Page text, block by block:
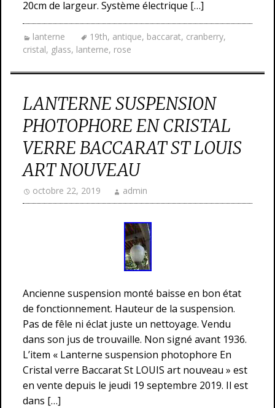
20cm de largeur. Système électrique […]
lanterne 19th, antique, baccarat, cranberry,
cristal, glass, lanterne, rose
LANTERNE SUSPENSION
PHOTOPHORE EN CRISTAL
VERRE BACCARAT ST LOUIS
ART NOUVEAU
octobre 22, 2019 admin
Ancienne suspension monté baisse en bon état
de fonctionnement. Hauteur de la suspension.
Pas de fêle ni éclat juste un nettoyage. Vendu
dans son jus de trouvaille. Non signé avant 1936.
L’item « Lanterne suspension photophore En
Cristal verre Baccarat St LOUIS art nouveau » est
en vente depuis le jeudi 19 septembre 2019. Il est
dans […]